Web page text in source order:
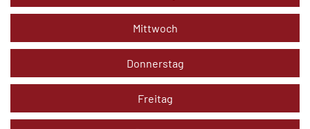
Mittwoch
Donnerstag
Freitag